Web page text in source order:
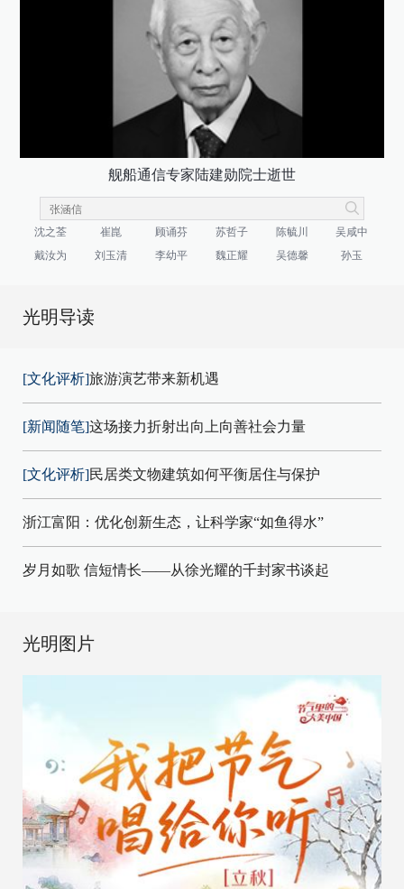
舰船通信专家陆建勋院士逝世
沈之荃 崔崑 顾诵芬 苏哲子 陈毓川
吴咸中
戴汝为
刘玉清 李幼平 魏正耀 吴德馨 孙玉
光明导读
[文化评析]旅游演艺带来新机遇
[新闻随笔]这场接力折射出向上向善社会力量
[文化评析]民居类文物建筑如何平衡居住与保护
浙江富阳：优化创新生态，让科学家“如鱼得水”
岁月如歌 信短情长——从徐光耀的千封家书谈起
光明图片